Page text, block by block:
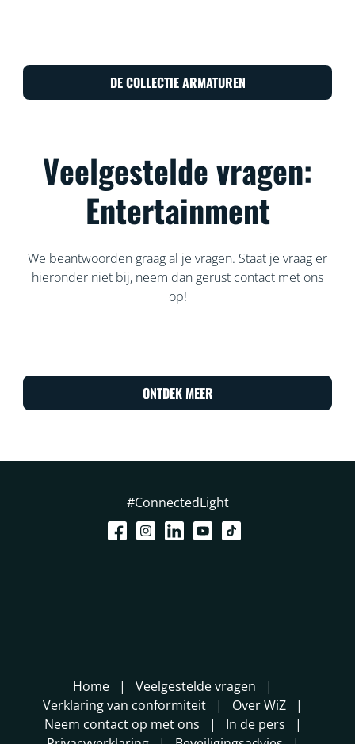
DE COLLECTIE ARMATUREN
Veelgestelde vragen:
Entertainment
We beantwoorden graag al je vragen. Staat je vraag er
hieronder niet bij, neem dan gerust contact met ons
op!
ONTDEK MEER
#ConnectedLight
Home
Veelgestelde vragen
Verklaring van conformiteit
Over WiZ
Neem contact op met ons
In de pers